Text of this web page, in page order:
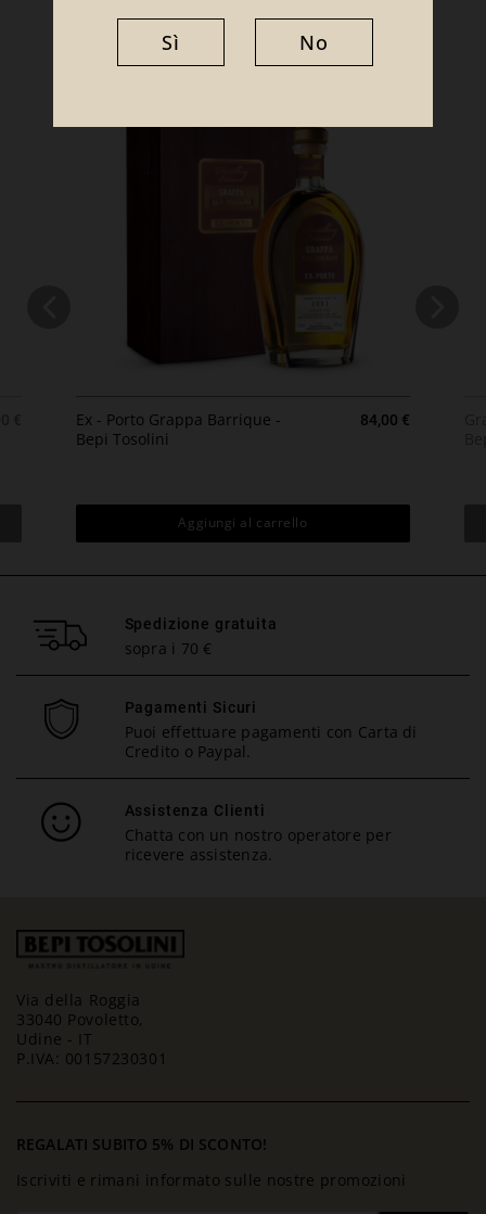
Ex - Porto Grappa Barrique -
Bepi Tosolini
Prezzo
84,00 €
Aggiungi al carrello
Spedizione gratuita
sopra i 70 €
Pagamenti Sicuri
Puoi effettuare pagamenti con Carta di
Credito o Paypal.
Assistenza Clienti
Chatta con un nostro operatore per
ricevere assistenza.
Via della Roggia
33040 Povoletto,
Udine - IT
P.IVA: 00157230301
REGALATI SUBITO 5% DI SCONTO!
Iscriviti e rimani informato sulle nostre promozioni
No
Sì